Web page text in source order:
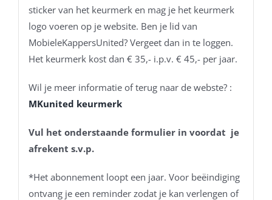
sticker van het keurmerk en mag je het keurmerk
logo voeren op je website. Ben je lid van
MobieleKappersUnited? Vergeet dan in te loggen.
Het keurmerk kost dan € 35,- i.p.v. € 45,- per jaar.
Wil je meer informatie of terug naar de webste? :
MKunited keurmerk
Vul het onderstaande formulier in voordat je
afrekent s.v.p.
*Het abonnement loopt een jaar. Voor beëindiging
ontvang je een reminder zodat je kan verlengen of